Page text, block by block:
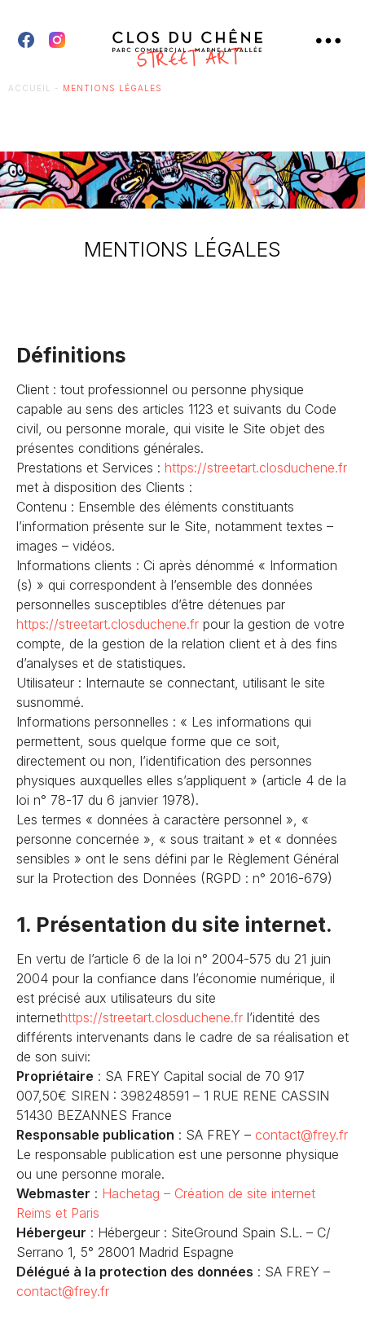
ACCUEIL - MENTIONS LÉGALES
MENTIONS LÉGALES
Définitions
Client : tout professionnel ou personne physique
capable au sens des articles 1123 et suivants du Code
civil, ou personne morale, qui visite le Site objet des
présentes conditions générales.
Prestations et Services : https://streetart.closduchene.fr
met à disposition des Clients :
Contenu : Ensemble des éléments constituants
l’information présente sur le Site, notamment textes –
images – vidéos.
Informations clients : Ci après dénommé « Information
(s) » qui correspondent à l’ensemble des données
personnelles susceptibles d’être détenues par
https://streetart.closduchene.fr pour la gestion de votre
compte, de la gestion de la relation client et à des fins
d’analyses et de statistiques.
Utilisateur : Internaute se connectant, utilisant le site
susnommé.
Informations personnelles : « Les informations qui
permettent, sous quelque forme que ce soit,
directement ou non, l’identification des personnes
physiques auxquelles elles s’appliquent » (article 4 de la
loi n° 78-17 du 6 janvier 1978).
Les termes « données à caractère personnel », «
personne concernée », « sous traitant » et « données
sensibles » ont le sens défini par le Règlement Général
sur la Protection des Données (RGPD : n° 2016-679)
1. Présentation du site internet.
En vertu de l’article 6 de la loi n° 2004-575 du 21 juin
2004 pour la confiance dans l’économie numérique, il
est précisé aux utilisateurs du site
internethttps://streetart.closduchene.fr l’identité des
différents intervenants dans le cadre de sa réalisation et
de son suivi:
Propriétaire : SA FREY Capital social de 70 917
007,50€ SIREN : 398248591 – 1 RUE RENE CASSIN
51430 BEZANNES France
Responsable publication : SA FREY – contact@frey.fr
Le responsable publication est une personne physique
ou une personne morale.
Webmaster : Hachetag – Création de site internet
Reims et Paris
Hébergeur : Hébergeur : SiteGround Spain S.L. – C/
Serrano 1, 5° 28001 Madrid Espagne
Délégué à la protection des données : SA FREY –
contact@frey.fr